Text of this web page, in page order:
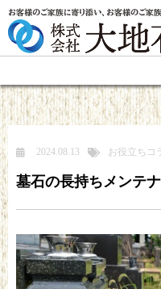
お客様のご家族に寄り添い、お客様のご家
2024.08.13 お役立ちコ
墓石の長持ちメンテ